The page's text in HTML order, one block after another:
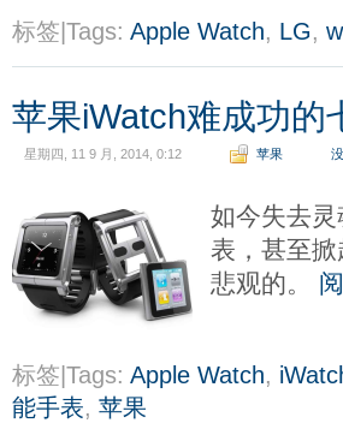
标签|Tags: Apple Watch, LG,
苹果iWatch难成功的
星期四, 11 9 月, 2014, 0:12 苹果
如今失去灵
表，甚至
悲观的。
标签|Tags: Apple Watch,
能手表, 苹果